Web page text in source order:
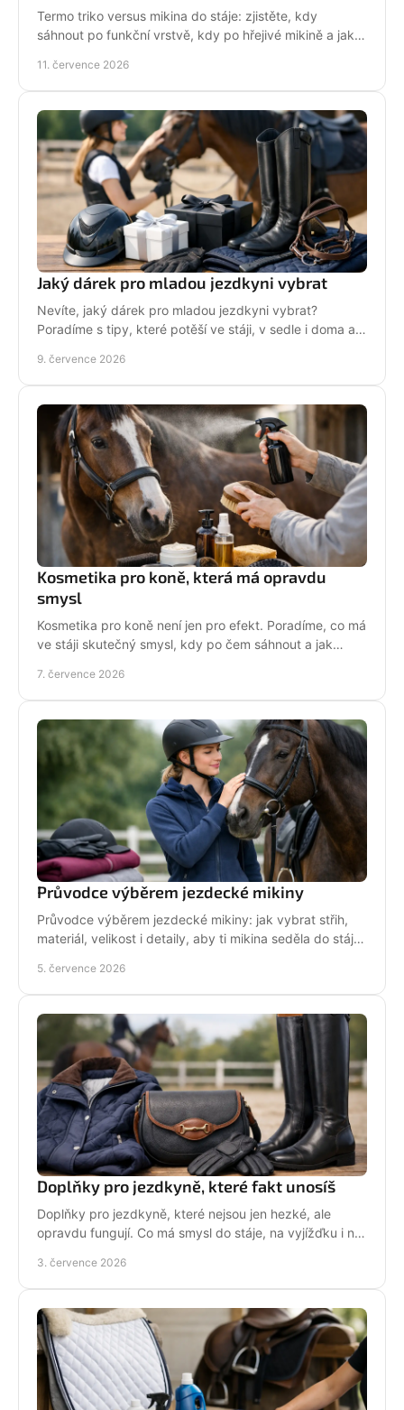
Termo triko versus mikina do stáje: zjistěte, kdy
sáhnout po funkční vrstvě, kdy po hřejivé mikině a jak
11. července 2026
Jaký dárek pro mladou jezdkyni vybrat
Nevíte, jaký dárek pro mladou jezdkyni vybrat?
Poradíme s tipy, které potěší ve stáji, v sedle i doma a
9. července 2026
Kosmetika pro koně, která má opravdu
smysl
Kosmetika pro koně není jen pro efekt. Poradíme, co má
ve stáji skutečný smysl, kdy po čem sáhnout a jak
7. července 2026
Průvodce výběrem jezdecké mikiny
Průvodce výběrem jezdecké mikiny: jak vybrat střih,
materiál, velikost i detaily, aby ti mikina seděla do stáje,
5. července 2026
Doplňky pro jezdkyně, které fakt unosíš
Doplňky pro jezdkyně, které nejsou jen hezké, ale
opravdu fungují. Co má smysl do stáje, na vyjížďku i na
3. července 2026